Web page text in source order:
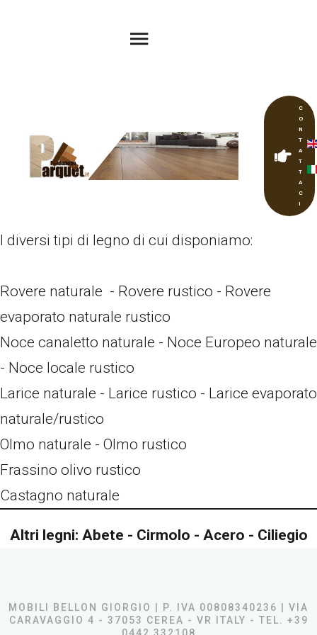
C
O
N
T
A
T
T
A
C
I
I diversi tipi di legno di cui disponiamo:
Rovere naturale - Rovere rustico - Rovere
evaporato naturale rustico
Noce canaletto naturale - Noce Europeo naturale
- Noce locale rustico
Larice naturale - Larice rustico - Larice evaporato
naturale/rustico
Olmo naturale - Olmo rustico
Frassino olivo rustico
Castagno naturale
Altri legni: Abete - Cirmolo - Acero - Ciliegio
MOBILI BELLON GIORGIO | P. IVA 00808340236 | VIA
CARAVAGGIO 4 - 37053 CEREA - VR ITALY - TEL. +39